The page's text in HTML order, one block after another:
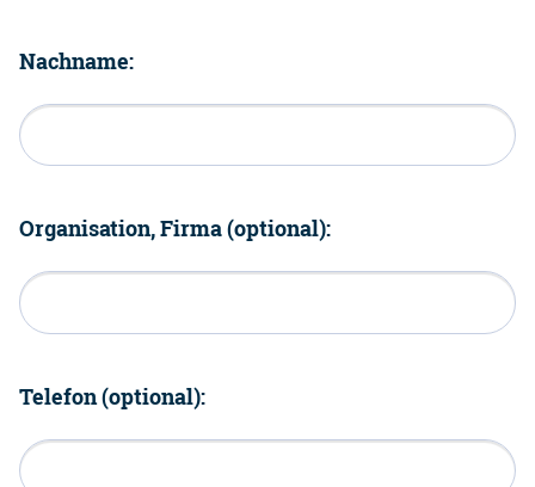
Nachname:
Organisation, Firma (optional):
Telefon (optional):